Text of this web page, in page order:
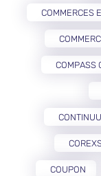
COMMERCES
COMPASS
COUPON